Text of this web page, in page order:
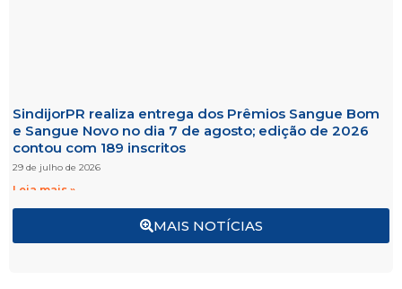
MAIS NOTÍCIAS
SindijorPR realiza entrega dos Prêmios Sangue Bom
e Sangue Novo no dia 7 de agosto; edição de 2026
contou com 189 inscritos
29 de julho de 2026
Leia mais »